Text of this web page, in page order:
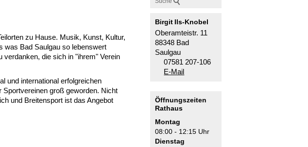
zu Hause. Musik, Kunst, Kultur,
was Bad Saulgau so lebenswert
verdanken, die sich in "ihrem" Verein
und international erfolgreichen
Sportvereinen groß geworden. Nicht
und Breitensport ist das Angebot
Birgit Ils-Knobel
Oberamteistr. 11
88348 Bad
Saulgau
07581 207-106
E-Mail
Öffnungszeiten
Rathaus
Montag
08:00 - 12:15 Uhr
Dienstag